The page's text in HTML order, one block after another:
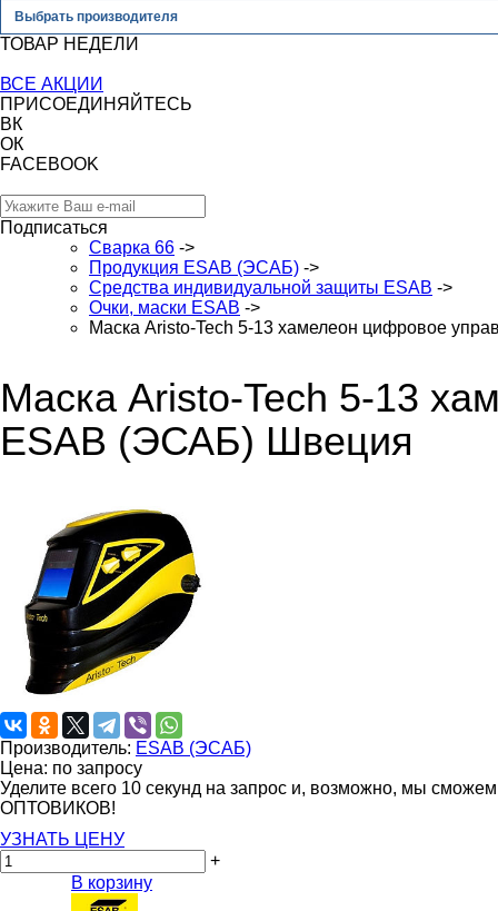
Выбрать производителя
ТОВАР НЕДЕЛИ
ВСЕ АКЦИИ
ПРИСОЕДИНЯЙТЕСЬ
ВК
ОК
FACEBOOK
Подписаться
Сварка 66 ->
Продукция ESAB (ЭСАБ) ->
Средства индивидуальной защиты ESAB ->
Очки, маски ESAB ->
Маска Aristo-Tech 5-13 хамелеон цифровое
Маска Aristo-Tech 5-13
ESAB (ЭСАБ) Швеция
Производитель: ESAB (ЭСАБ)
Цена: по запросу
Уделите всего 10 секунд на запрос и, возможно, мы
ОПТОВИКОВ!
УЗНАТЬ ЦЕНУ
+
В корзину